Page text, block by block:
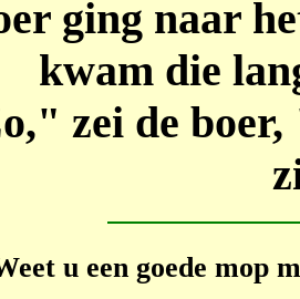
ging naar
kwam die
zei de
u een goede mop